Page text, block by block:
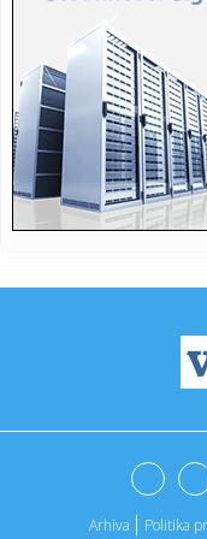
23:21:
23:21:U Zvorniku
Srp...
23:21:Burna noć u
bačena...
23:21:Godišnja
najni...
Inspektori
Belgijski
23:21:Sveta
Arhiva Politika